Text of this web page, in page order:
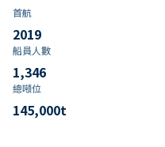
首航
2019
船員人數
1,346
總噸位
145,000t